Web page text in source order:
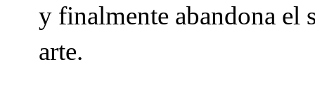
y finalmente abandona el
arte.